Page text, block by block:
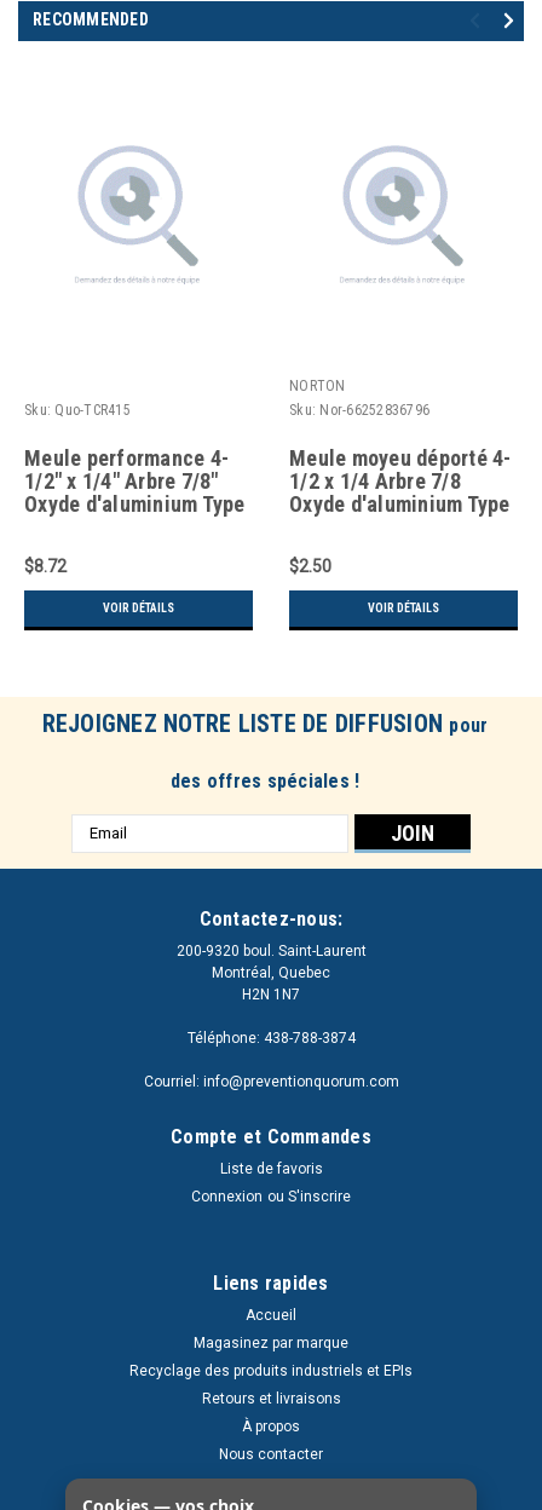
RECOMMENDED
Sku: Quo-TCR415
Meule performance 4-
1/2" x 1/4" Arbre 7/8"
Oxyde d'aluminium Type
$8.72
VOIR DÉTAILS
NORTON
Sku: Nor-66252836796
Meule moyeu déporté 4-
1/2 x 1/4 Arbre 7/8
Oxyde d'aluminium Type
$2.50
VOIR DÉTAILS
REJOIGNEZ NOTRE LISTE DE DIFFUSION pour
des offres spéciales !
Adresse
e-
Contactez-nous:
200-9320 boul. Saint-Laurent
Montréal, Quebec
H2N 1N7
Téléphone: 438-788-3874
Courriel: info@preventionquorum.com
Compte et Commandes
Liste de favoris
Connexion ou S'inscrire
Liens rapides
Accueil
Magasinez par marque
Recyclage des produits industriels et EPIs
Retours et livraisons
À propos
Nous contacter